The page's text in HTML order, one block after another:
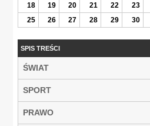
18
19 20 21 22 23
25
26 27 28 29 30
SPIS TREŚCI
ŚWIAT
SPORT
PRAWO